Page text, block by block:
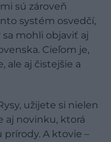
sú zároveň
systém osvedčí,
mohli objaviť aj
Cieľom je,
ale aj čistejšie a
užijete si nielen
aj novinku, ktorá
A ktovie –